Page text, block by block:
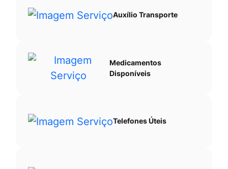
Auxílio Transporte
Medicamentos
Disponíveis
Telefones Úteis